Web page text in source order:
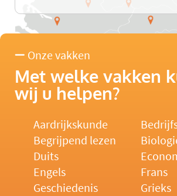
Onze vakken
Met welke vakken
wij u helpen?
Aardrijkskunde
Begrijpend lezen
Duits
Engels
Frans
Geschiedenis
Grieks